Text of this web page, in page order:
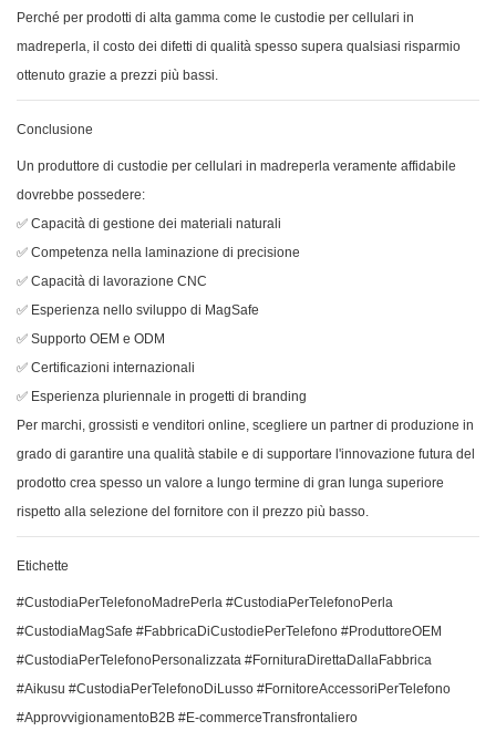
Perché per prodotti di alta gamma come le custodie per cellulari in
madreperla, il costo dei difetti di qualità spesso supera qualsiasi risparmio
ottenuto grazie a prezzi più bassi.
Conclusione
Un produttore di custodie per cellulari in madreperla veramente affidabile
dovrebbe possedere:
✅ Capacità di gestione dei materiali naturali
✅ Competenza nella laminazione di precisione
✅ Capacità di lavorazione CNC
✅ Esperienza nello sviluppo di MagSafe
✅ Supporto OEM e ODM
✅ Certificazioni internazionali
✅ Esperienza pluriennale in progetti di branding
Per marchi, grossisti e venditori online, scegliere un partner di produzione in
grado di garantire una qualità stabile e di supportare l'innovazione futura del
prodotto crea spesso un valore a lungo termine di gran lunga superiore
rispetto alla selezione del fornitore con il prezzo più basso.
Etichette
#CustodiaPerTelefonoMadrePerla #CustodiaPerTelefonoPerla
#CustodiaMagSafe #FabbricaDiCustodiePerTelefono #ProduttoreOEM
#CustodiaPerTelefonoPersonalizzata #FornituraDirettaDallaFabbrica
#Aikusu #CustodiaPerTelefonoDiLusso #FornitoreAccessoriPerTelefono
#ApprovvigionamentoB2B #E-commerceTransfrontaliero